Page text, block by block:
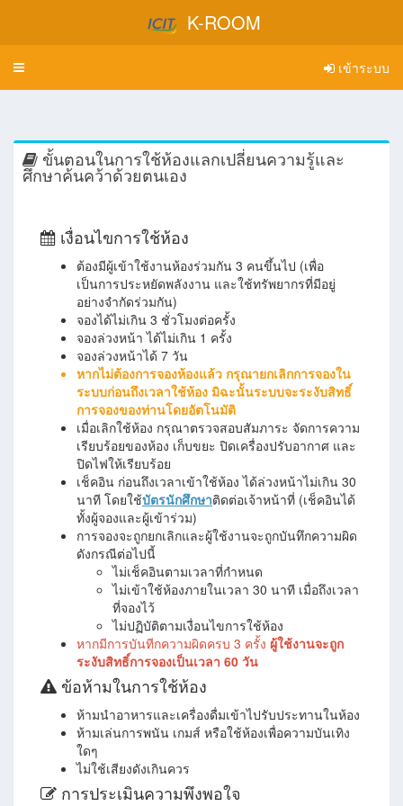
K-ROOM
Toggle
เข้าระบบ
ขั้นตอนในการใช้ห้องแลกเปลี่ยนความรู้และ
ศึกษาค้นคว้าด้วยตนเอง
เงื่อนไขการใช้ห้อง
ต้องมีผู้เข้าใช้งานห้องร่วมกัน 3 คนขึ้นไป (เพื่อ
เป็นการประหยัดพลังงาน และใช้ทรัพยากรที่มีอยู่
อย่างจำกัดร่วมกัน)
จองได้ไม่เกิน 3 ชั่วโมงต่อครั้ง
จองล่วงหน้า ได้ไม่เกิน 1 ครั้ง
จองล่วงหน้าได้ 7 วัน
หากไม่ต้องการจองห้องแล้ว กรุณายกเลิกการจองใน
ระบบก่อนถึงเวลาใช้ห้อง มิฉะนั้นระบบจะระงับสิทธิ์
การจองของท่านโดยอัตโนมัติ
เมื่อเลิกใช้ห้อง กรุณาตรวจสอบสัมภาระ จัดการความ
เรียบร้อยของห้อง เก็บขยะ ปิดเครื่องปรับอากาศ และ
ปิดไฟให้เรียบร้อย
เช็คอิน ก่อนถึงเวลาเข้าใช้ห้อง ได้ล่วงหน้าไม่เกิน 30
นาที โดยใช้บัตรนักศึกษาติดต่อเจ้าหน้าที่ (เช็คอินได้
ทั้งผู้จองและผู้เข้าร่วม)
การจองจะถูกยกเลิกและผู้ใช้งานจะถูกบันทึกความผิด
ดังกรณีต่อไปนี้
ไม่เช็คอินตามเวลาที่กำหนด
ไม่เข้าใช้ห้องภายในเวลา 30 นาที เมื่อถึงเวลา
ที่จองไว้
ไม่ปฏิบัติตามเงื่อนไขการใช้ห้อง
หากมีการบันทีกความผิดครบ 3 ครั้ง ผู้ใช้งานจะถูก
ระงับสิทธิ์การจองเป็นเวลา 60 วัน
ข้อห้ามในการใช้ห้อง
ห้ามนำอาหารและเครื่องดื่มเข้าไปรับประทานในห้อง
ห้ามเล่นการพนัน เกมส์ หรือใช้ห้องเพื่อความบันเทิง
ใดๆ
ไม่ใช้เสียงดังเกินควร
การประเมินความพึงพอใจ